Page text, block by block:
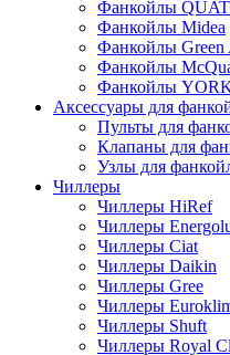
Фанкойлы
Фанкойлы Midea
Фанкойлы Green
Фанкойлы
Фанкойлы
Аксессуары для
Пульты для
Клапаны для
Узлы для
Чиллеры
Чиллеры HiRef
Чиллеры
Чиллеры Ciat
Чиллеры Daikin
Чиллеры Gree
Чиллеры
Чиллеры Shuft
Чиллеры Royal